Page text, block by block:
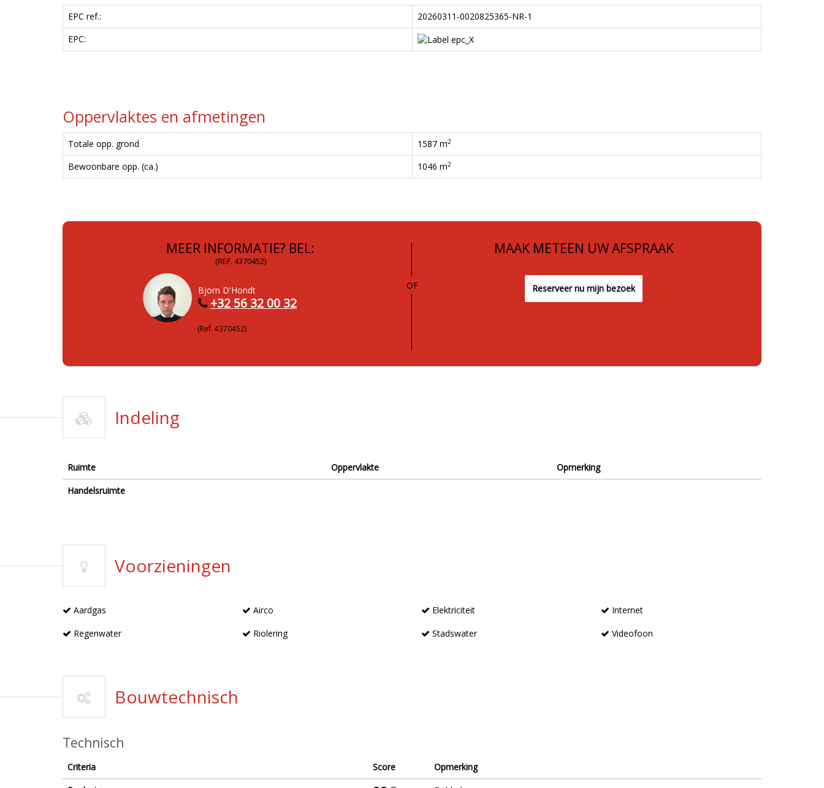
EPC ref.:
20260311-0020825365-NR-1
EPC:
Oppervlaktes en afmetingen
Totale opp. grond 1587 m2
Bewoonbare opp. (ca.) 1046 m2
MEER INFORMATIE? BEL:
(REF. 4370452)
Bjorn D'Hondt
+32 56 32 00 32
(Ref. 4370452)
OF
MAAK METEEN UW AFSPRAAK
Reserveer nu mijn bezoek
Indeling
Ruimte Oppervlakte
Opmerking
Handelsruimte
Voorzieningen
Aardgas Airco Elektriciteit
Internet
Regenwater
Riolering Stadswater Videofoon
Bouwtechnisch
Technisch
Criteria Score
Opmerking